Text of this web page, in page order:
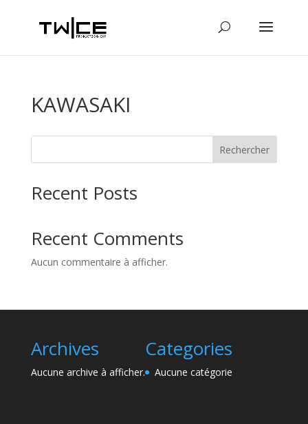
KAWASAKI
Rechercher
Recent Posts
Recent Comments
Aucun commentaire à afficher.
Archives
Aucune archive à afficher.
Categories
Aucune catégorie